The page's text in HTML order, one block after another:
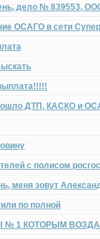
дело № 839553,
ОСАГО в сети
ДТП, КАСКО и
с полисом
меня зовут
по полной
№ 1 КОТОРЫМ